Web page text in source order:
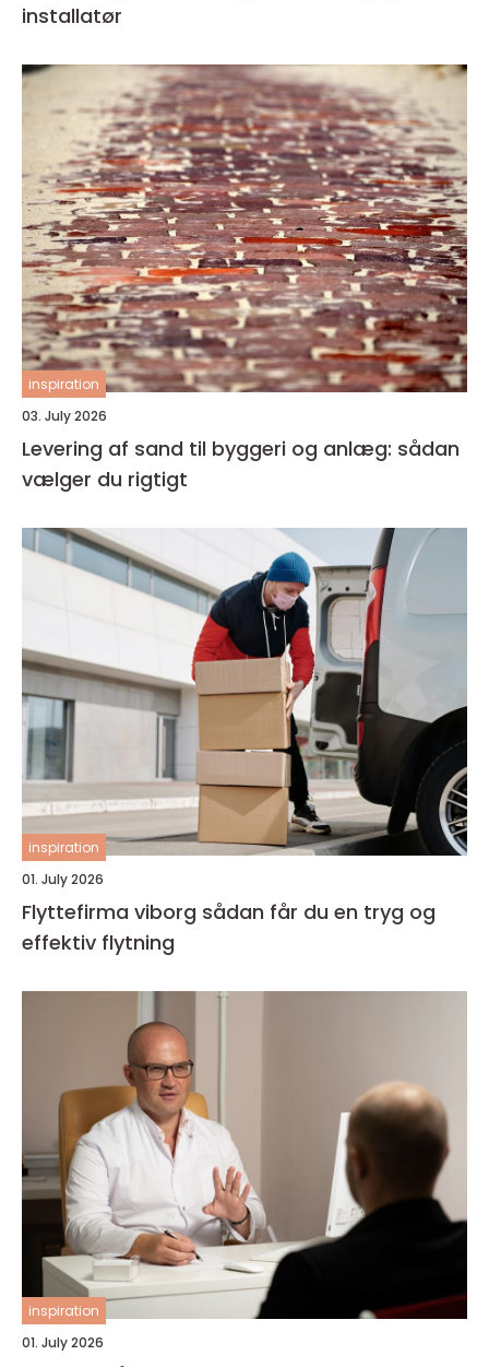
installatør
inspiration
03. July 2026
Levering af sand til byggeri og anlæg: sådan
vælger du rigtigt
inspiration
01. July 2026
Flyttefirma viborg sådan får du en tryg og
effektiv flytning
inspiration
01. July 2026